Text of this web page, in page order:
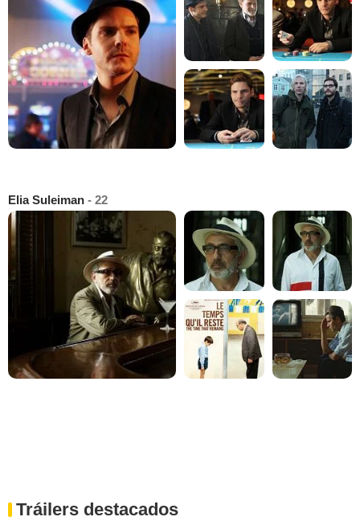
Elia Suleiman - 22
Tráilers destacados